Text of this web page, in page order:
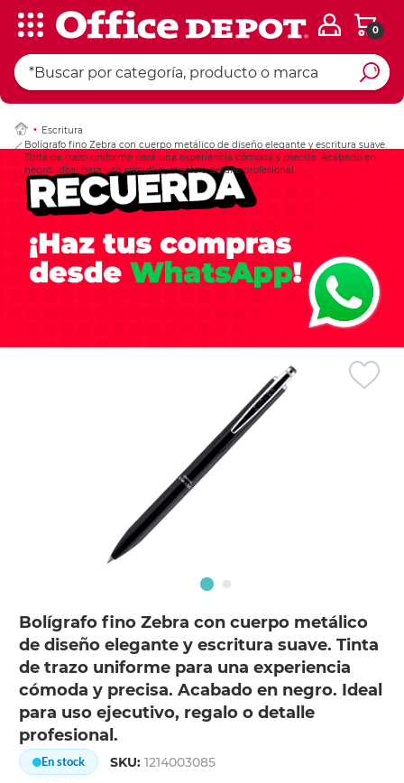
0
Escritura
Bolígrafo fino Zebra con cuerpo metálico de diseño elegante y escritura suave.
Tinta de trazo uniforme para una experiencia cómoda y precisa. Acabado en
negro. Ideal para uso ejecutivo, regalo o detalle profesional.
Bolígrafo fino Zebra con cuerpo metálico
de diseño elegante y escritura suave. Tinta
de trazo uniforme para una experiencia
cómoda y precisa. Acabado en negro. Ideal
para uso ejecutivo, regalo o detalle
profesional.
En stock SKU:1214003085
Ingresar Codigo